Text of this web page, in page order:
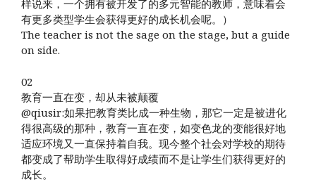
样说来，一个拥有被开发了的多元智能的教师，意味着会
有更多类型学生会获得更好的成长机会呢。）
The teacher is not the sage on the stage, but a guide
on side.
02
教育一直在变，却从未被颠覆
@qiusir:如果把教育类比成一种生物，那它一定是被进化
得很高级的那种，教育一直在变，如变色龙的变能很好地
适应环境又一直保持着自我。现今整个社会对学校的期待
都变成了帮助学生取得好成绩而不是让学生们获得更好的
成长。